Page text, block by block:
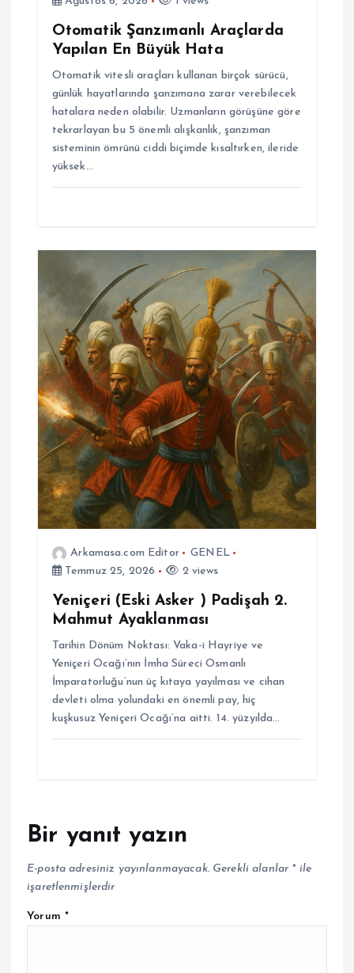
Otomatik Şanzımanlı Araçlarda
Yapılan En Büyük Hata
Otomatik vitesli araçları kullanan birçok sürücü,
günlük hayatlarında şanzımana zarar verebilecek
hatalara neden olabilir. Uzmanların görüşüne göre
tekrarlayan bu 5 önemli alışkanlık, şanzıman
sisteminin ömrünü ciddi biçimde kısaltırken, ileride
yüksek…
Arkamasa.com Editor
GENEL
Temmuz 25, 2026
2 views
Yeniçeri (Eski Asker ) Padişah 2.
Mahmut Ayaklanması
Tarihin Dönüm Noktası: Vaka-i Hayriye ve
Yeniçeri Ocağı’nın İmha Süreci Osmanlı
İmparatorluğu’nun üç kıtaya yayılması ve cihan
devleti olma yolundaki en önemli pay, hiç
kuşkusuz Yeniçeri Ocağı’na aitti. 14. yüzyılda…
Bir yanıt yazın
E-posta adresiniz yayınlanmayacak. Gerekli alanlar *ile
işaretlenmişlerdir
Yorum *